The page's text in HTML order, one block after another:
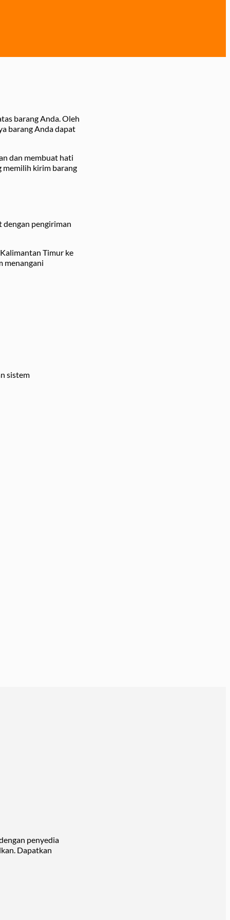
barang Anda. Oleh
barang Anda dapat
dan membuat hati
memilih kirim barang
dengan pengiriman
Timur ke
menangani
sistem
penyedia
Dapatkan